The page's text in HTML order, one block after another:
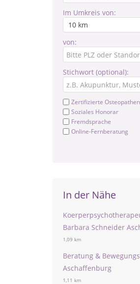
Im Umkreis von:
von:
Stichwort (optional):
Zertifizierte Osteopathen
Soziales Honorar
Fremdsprache
Online-Fernberatung
In der Nähe
Barbara Schneider
1,09 km
Beratung &
Aschaffenburg
1,11 km